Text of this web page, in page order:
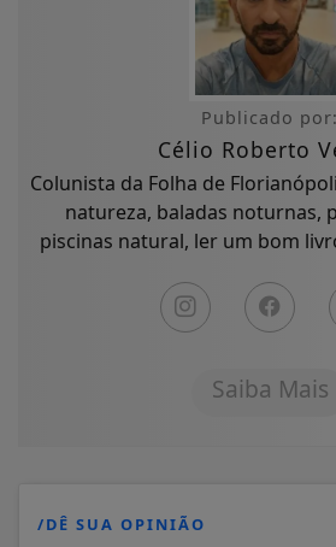
Publicado por:
Célio Roberto
Colunista da Folha de
natureza, baladas noturnas,
piscinas natural, ler um bom
Saiba Mais
/DÊ SUA OPINIÃO